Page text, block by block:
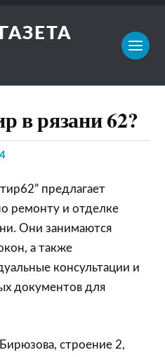
в рязани 62?
предлагает
ремонту и отделке
Они занимаются
а также
консультации и
документов для
строение 2,